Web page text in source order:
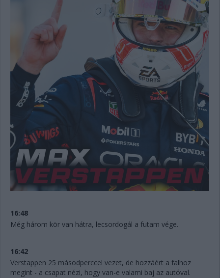
16:48
Még három kör van hátra, lecsordogál a futam vége.
16:42
Verstappen 25 másodperccel vezet, de hozzáért a falhoz
megint - a csapat nézi, hogy van-e valami baj az autóval.